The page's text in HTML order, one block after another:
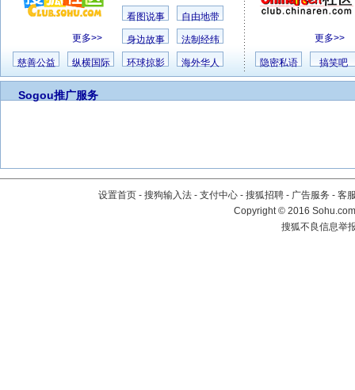
更多>>
看图说事 自由地带
身边故事 法制经纬
慈善公益 纵横国际 环球掠影 海外华人
更多>>
隐密私语 搞笑吧
Sogou推广服务
设置首页 - 搜狗输入法 - 支付中心 - 搜狐招聘 - 广告服务 - 客
Copyright©2016
搜狐不良信息举